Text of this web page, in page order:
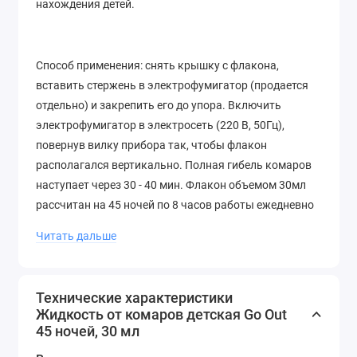
нахождения детей.
Способ применения: снять крышку с флакона,
вставить стержень в электрофумигатор (продается
отдельно) и закрепить его до упора. Включить
электрофумигатор в электросеть (220 В, 50Гц),
повернув вилку прибора так, чтобы флакон
располагался вертикально. Полная гибель комаров
наступает через 30 - 40 мин. Флакон объемом 30мл
рассчитан на 45 ночей по 8 часов работы ежедневно
назначению! Средство применять в присутствии
взрослых и детей в хорошо проветриваемых
Читать дальше
Технические характеристики
Жидкость от комаров детская Go Out
45 ночей, 30 мл